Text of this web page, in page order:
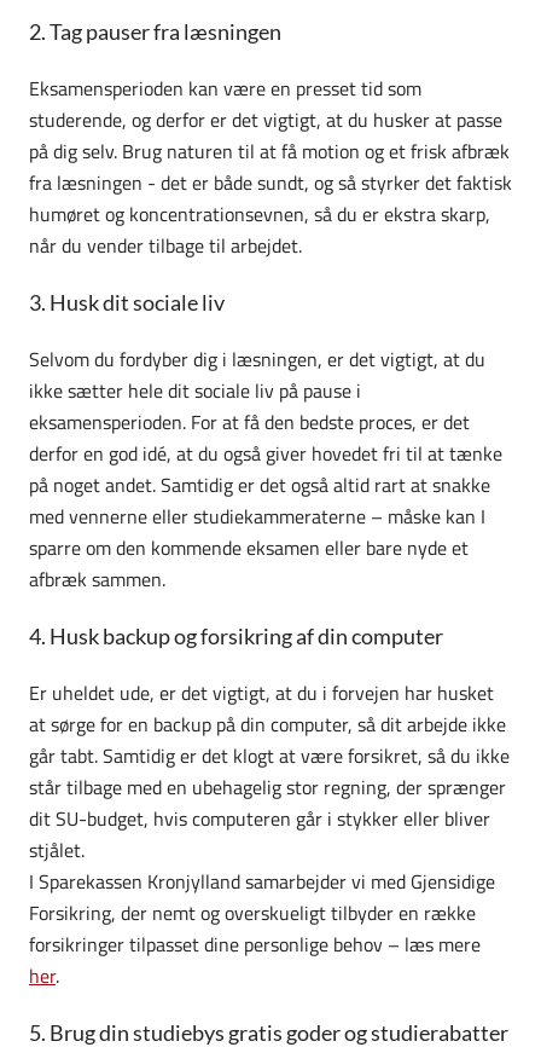
2. Tag pauser fra læsningen
Eksamensperioden kan være en presset tid som
studerende, og derfor er det vigtigt, at du husker at passe
på dig selv. Brug naturen til at få motion og et frisk afbræk
fra læsningen - det er både sundt, og så styrker det faktisk
humøret og koncentrationsevnen, så du er ekstra skarp,
når du vender tilbage til arbejdet.
3. Husk dit sociale liv
Selvom du fordyber dig i læsningen, er det vigtigt, at du
ikke sætter hele dit sociale liv på pause i
eksamensperioden. For at få den bedste proces, er det
derfor en god idé, at du også giver hovedet fri til at tænke
på noget andet. Samtidig er det også altid rart at snakke
med vennerne eller studiekammeraterne – måske kan I
sparre om den kommende eksamen eller bare nyde et
afbræk sammen.
4. Husk backup og forsikring af din computer
Er uheldet ude, er det vigtigt, at du i forvejen har husket
at sørge for en backup på din computer, så dit arbejde ikke
går tabt. Samtidig er det klogt at være forsikret, så du ikke
står tilbage med en ubehagelig stor regning, der sprænger
dit SU-budget, hvis computeren går i stykker eller bliver
stjålet.
I Sparekassen Kronjylland samarbejder vi med Gjensidige
Forsikring, der nemt og overskueligt tilbyder en række
forsikringer tilpasset dine personlige behov – læs mere
her.
5. Brug din studiebys gratis goder og studierabatter